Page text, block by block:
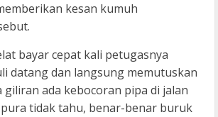
kesan kumuh
bayar cepat kali petugasnya
datang dan langsung memutuskan
giliran ada kebocoran pipa di jalan
tidak tahu, benar-benar buruk